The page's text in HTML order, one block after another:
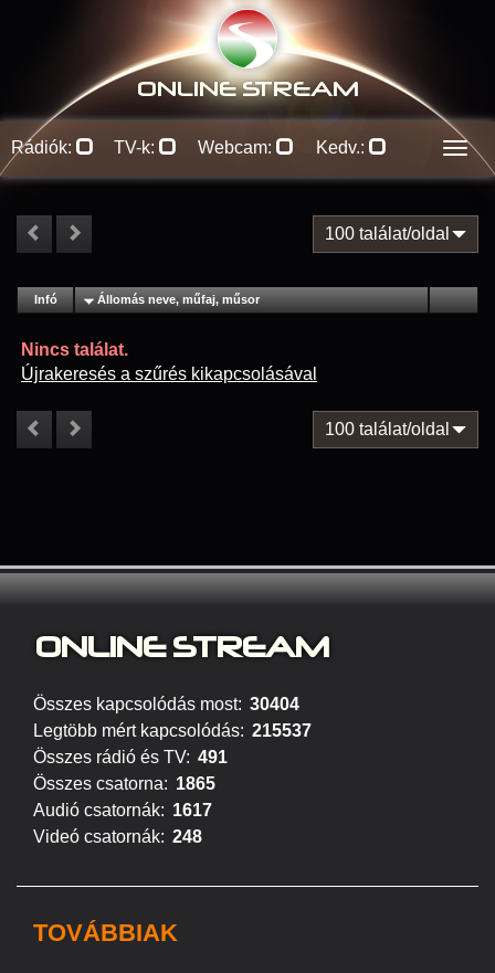
ONLINE STREAM
Rádiók: TV-k: Webcam: Kedv.:
100 találat/oldal
Infó Lejátszás
Állomás neve, műfaj, műsor
Nincs találat.
Újrakeresés a szűrés kikapcsolásával
100 találat/oldal
ONLINE STREAM
Összes kapcsolódás most: 30404
Legtöbb mért kapcsolódás: 215537
Összes rádió és TV: 491
Összes csatorna: 1865
Audió csatornák: 1617
Videó csatornák: 248
TOVÁBBIAK